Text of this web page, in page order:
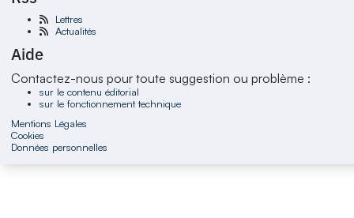
Lettres
Actualités
Aide
Contactez-nous pour toute suggestion ou problème :
sur le contenu éditorial
sur le fonctionnement technique
Mentions Légales
Cookies
Données personnelles